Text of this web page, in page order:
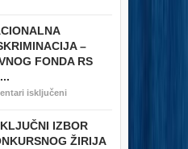
–
FONDA RS
isključeni
IZBOR
ŽIRIJA